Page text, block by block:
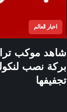
اخبار العالم
شاهد موكب
بركة نصب
تجفيفها